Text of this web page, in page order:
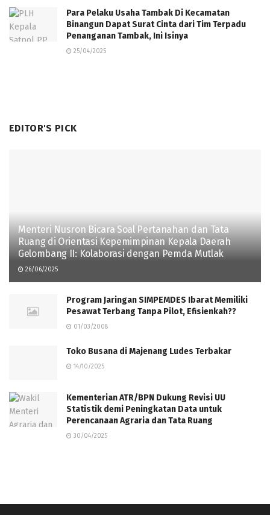
Para Pelaku Usaha Tambak Di Kecamatan
Binangun Dapat Surat Cinta dari Tim Terpadu
Penanganan Tambak, Ini Isinya
25/04/2025
EDITOR'S PICK
Menteri Nusron Bicara Soal Pertanahan dan Tata
Ruang di Orientasi Kepemimpinan Kepala Daerah
Gelombang II: Kolaborasi dengan Pemda Mutlak
26/06/2025
Program Jaringan SIMPEMDES Ibarat Memiliki
Pesawat Terbang Tanpa Pilot, Efisienkah??
01/03/2008
Toko Busana di Majenang Ludes Terbakar
14/10/2025
Kementerian ATR/BPN Dukung Revisi UU
Statistik demi Peningkatan Data untuk
Perencanaan Agraria dan Tata Ruang
30/04/2025